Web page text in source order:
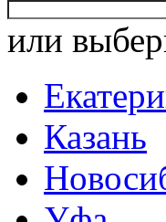
или
Казань